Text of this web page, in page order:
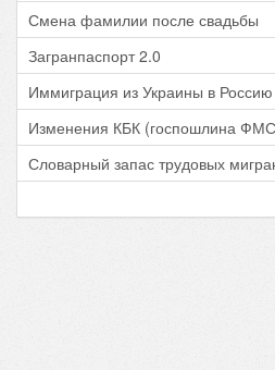
Смена фамилии после свадьбы
Загранпаспорт 2.0
Иммиграция из Украины в Россию
Изменения КБК (госпошлина
Словарный запас трудовых